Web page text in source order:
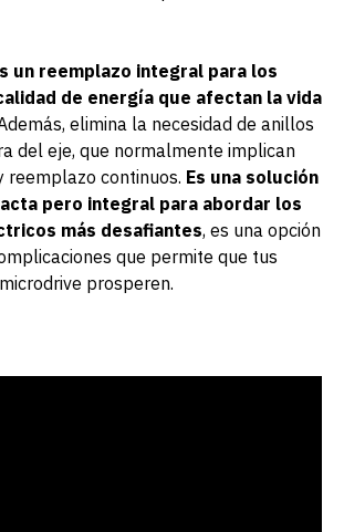
un reemplazo integral para los
de energía que afectan la vida
elimina la necesidad de anillos
del eje, que normalmente implican
reemplazo continuos. Es una solución
pero integral para abordar los
más desafiantes, es una opción
que permite que tus
prosperen.